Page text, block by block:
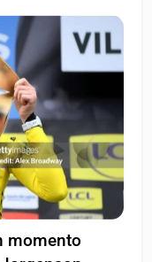
momento